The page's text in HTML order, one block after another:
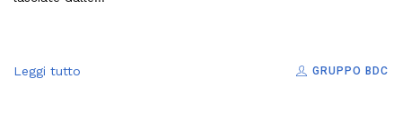
Leggi tutto GRUPPO BDC